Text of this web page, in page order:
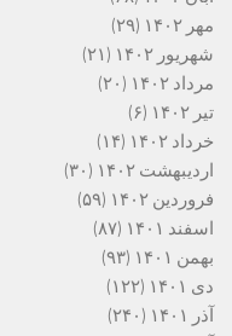
مهر ۱۴۰۲
(۲۹)
شهریور ۱۴۰۲
(۲۱)
مرداد ۱۴۰۲
(۲۰)
تیر ۱۴۰۲
(۶)
خرداد ۱۴۰۲
(۱۴)
اردیبهشت ۱۴۰۲
(۳۰)
فروردین ۱۴۰۲
(۵۹)
اسفند ۱۴۰۱
(۸۷)
بهمن ۱۴۰۱
(۹۳)
دی ۱۴۰۱
(۱۲۲)
آذر ۱۴۰۱
(۲۴۰)